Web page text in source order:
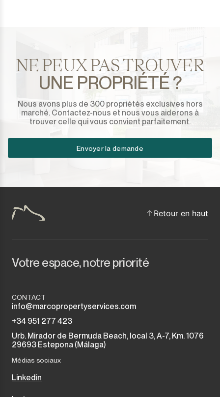
NE PEUX PAS TROUVER
UNE PROPRIÉTÉ ?
Nous avons plus de 300 propriétés exclusives hors
marché. Contactez-nous et nous vous aiderons à
trouver celle qui vous convient parfaitement.
Envoyer la demande
Retour en haut
Votre espace, notre priorité
CONTACT
info@marcopropertyservices.com
+34 951 277 423
Urb. Mirador de Bermuda Beach, local 3, A-7, Km. 1076
29693 Estepona (Málaga)
Médias sociaux
Linkedin